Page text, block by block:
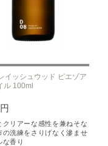
イッシュウッド ピエゾア
ル 100ml
クリアーな感性を兼ねそな
の洗練をさりげなく滲ませ
な香り